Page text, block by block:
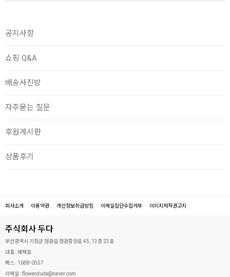
공지사항
쇼핑 Q&A
배송사진방
자주묻는 질문
후원게시판
상품후기
회사소개 이용약관 개인정보취급방침 이메일집단수집거부 이미지저작권고지
주식회사 두다
부산광역시 기장군 정관읍 정관중앙로 45, 13층 23호
대표 : 배재호
팩스 : 1688-0557
이메일 :flowerduda@naver.com